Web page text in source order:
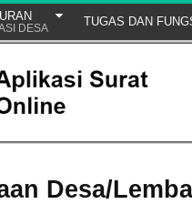
DESA TUGAS DAN
Desa/